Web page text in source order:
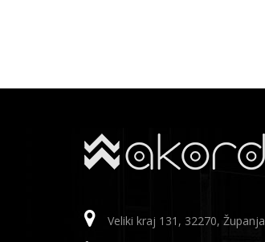
Veliki kraj 131, 32270, Županja